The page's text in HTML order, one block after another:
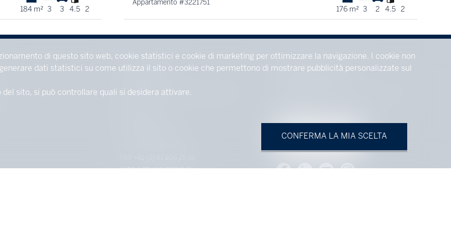
184 m² 3 3 4.5 2
Appartamento #3221751
176 m² 3 2 4.5 2
ST. MORITZ SOTHEBY'S INTERNATIONAL
ISCRIVERSI
di questo sito web, cookie statistici e cookie di marketing per ottimizzare la navigazione. I cookie non
dati statistici su come utilizza il sito o cookie che permettono di mostrare pubblicità personalizzate sul
sito, si può controllare quali si desidera attivare.
CONFERMA LA MIA SCELTA